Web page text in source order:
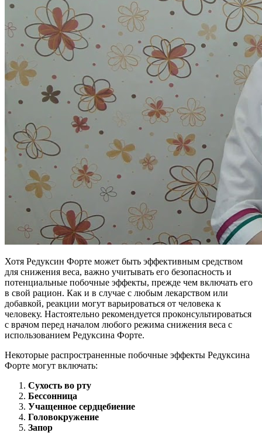
Хотя Редуксин Форте может быть эффективным средством
для снижения веса, важно учитывать его безопасность и
потенциальные побочные эффекты, прежде чем включать его
в свой рацион. Как и в случае с любым лекарством или
добавкой, реакции могут варьироваться от человека к
человеку. Настоятельно рекомендуется проконсультироваться
с врачом перед началом любого режима снижения веса с
использованием Редуксина Форте.
Некоторые распространенные побочные эффекты Редуксина
Форте могут включать:
Сухость во рту
Бессонница
Учащенное сердцебиение
Головокружение
Запор